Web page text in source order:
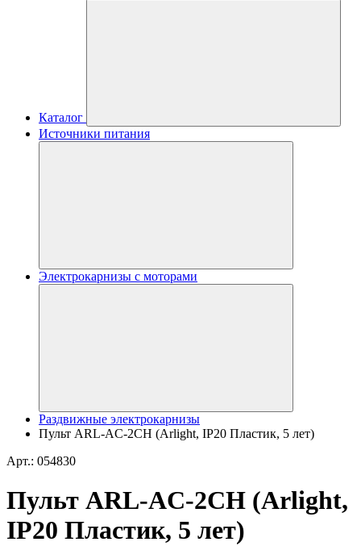
Каталог
Источники питания
Электрокарнизы с моторами
Раздвижные электрокарнизы
Пульт ARL-AC-2CH (Arlight, IP20 Пластик, 5 лет)
Арт.: 054830
Пульт ARL-AC-2CH (Arlight,
IP20 Пластик, 5 лет)